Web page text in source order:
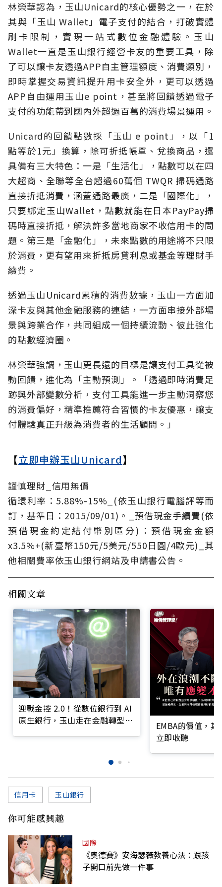
林榮華認為，玉山Unicard的核心優勢之一，在於
其與「玉山 Wallet」電子支付的結合，打破實體
刷卡限制，實現一站式數位金融體驗。玉山
Wallet一直是玉山銀行經營卡友的重要工具，除
了可以讓卡友透過APP自主管理額度、消費類別，
即時掌握交易資訊提升用卡安全外，更可以透過
APP自由運用玉山e point，甚至將回饋透過電子
支付的功能帶到國內外超過百萬的消費場景運用。
Unicard的回饋點數採「玉山 e point」，以「1
點等於1元」換算，除可折抵帳單、兌換商品，還
具備有三大特色：一是「生活化」，點數可以在四
大超商、全聯等全台超過60萬個 TWQR 掃碼通路
直接折抵消費，涵蓋通路最廣，二是「國際化」，
只要綁定玉山Wallet，點數就能在日本PayPay掃
碼時直接折抵，解決許多當地商家不收信用卡的問
題。第三是「金融化」，未來點數的用途將不只限
於消費，更有望用來折抵房貸利息或基金等理財手
續費。
透過玉山Unicard累積的消費數據，玉山一方面加
深卡友與其他金融服務的連結，一方面串接外部場
景與跨業合作，共同組成一個持續流動、彼此強化
的點數經濟圈。
林榮華強調，玉山更長遠的目標是讓支付工具從被
動回饋，進化為「主動預測」。「透過即時消費足
跡與外部變數分析，支付工具能進一步主動洞察您
的消費偏好，精準推薦符合習慣的卡友優惠，讓支
付體驗真正升級為消費者的生活顧問。」
【立即申辦玉山Unicard】
謹慎理財_信用無價
循環利率：5.88%-15%_(依玉山銀行電腦評等而
訂，基準日：2015/09/01)。_預借現金手續費(依
預借現金約定結付幣別區分)：預借現金金額
x3.5%+(新臺幣150元/5美元/550日圓/4歐元)_其
他相關費率依玉山銀行網站及申請書公告。
相關文章
迎戰金控 2.0！從數位銀行到 AI
原生銀行，玉山走在金融轉型最
EMBA的價值，
立即收聽
信用卡 玉山銀行
你可能感興趣
國際
《奧德賽》安海瑟薇教養心法：跟孩
子開口前先做一件事